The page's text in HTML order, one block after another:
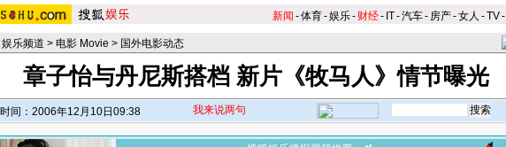
新闻 -体育-娱乐- 财经- IT-汽车- 房产-女人 -TV-
娱乐频道 > 电影 Movie > 国外电影动态
章子怡与丹尼斯搭档 新片《牧马人》情节曝光
时间：2006年12月10日09:38 我来说两句